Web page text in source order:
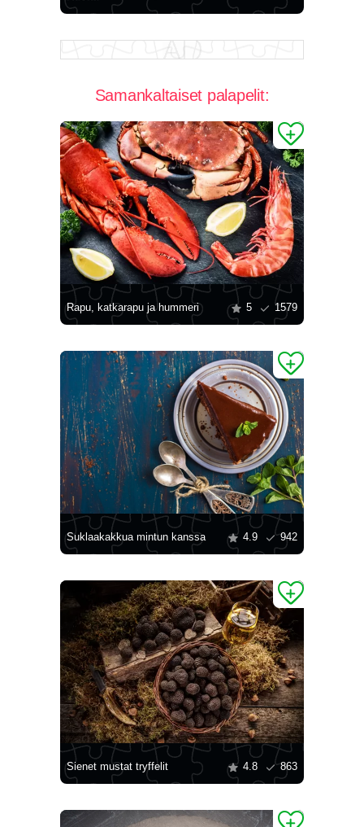
Samankaltaiset palapelit:
Rapu, katkarapu ja hummeri 5 1579
Suklaakakkua mintun kanssa 4.9 942
Sienet mustat tryffelit 4.8 863